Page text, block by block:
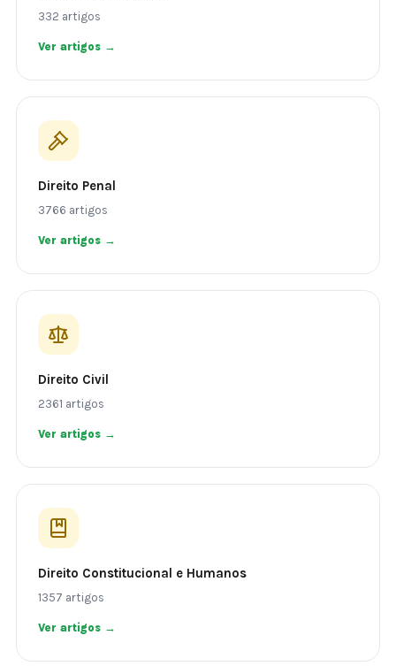
332 artigos
Ver artigos →
Direito Penal
3766 artigos
Ver artigos →
Direito Civil
2361 artigos
Ver artigos →
Direito Constitucional e Humanos
1357 artigos
Ver artigos →